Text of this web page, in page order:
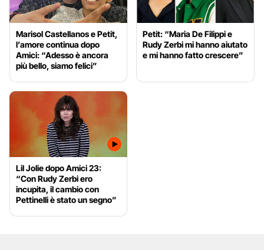
Marisol Castellanos e Petit,
l’amore continua dopo
Amici: “Adesso è ancora
più bello, siamo felici”
Petit: “Maria De Filippi e
Rudy Zerbi mi hanno aiutato
e mi hanno fatto crescere”
Lil Jolie dopo Amici 23:
“Con Rudy Zerbi ero
incupita, il cambio con
Pettinelli è stato un segno”